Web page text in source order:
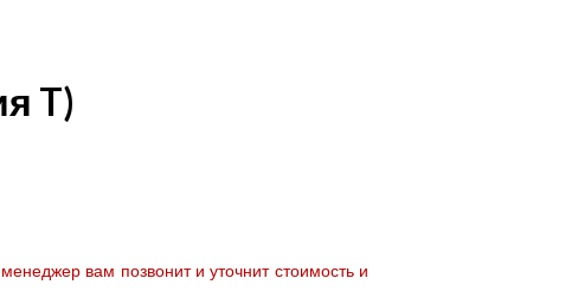
T)
вам позвонит и уточнит стоимость и